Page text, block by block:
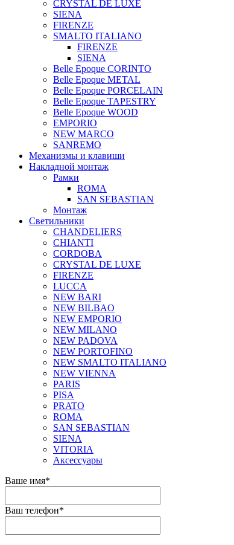
CRYSTAL DE LUXE
SIENA
FIRENZE
SMALTO ITALIANO
FIRENZE
SIENA
Belle Epoque CORINTO
Belle Epoque METAL
Belle Epoque PORCELAIN
Belle Epoque TAPESTRY
Belle Epoque WOOD
EMPORIO
NEW MARCO
SANREMO
Механизмы и клавиши
Накладной монтаж
Рамки
ROMA
SAN SEBASTIAN
Монтаж
Светильники
CHANDELIERS
CHIANTI
CORDOBA
CRYSTAL DE LUXE
FIRENZE
LUCCA
NEW BARI
NEW BILBAO
NEW EMPORIO
NEW MILANO
NEW PADOVA
NEW PORTOFINO
NEW SMALTO ITALIANO
NEW VIENNA
PARIS
PISA
PRATO
ROMA
SAN SEBASTIAN
SIENA
VITORIA
Аксессуары
Ваше имя*
Ваш телефон*